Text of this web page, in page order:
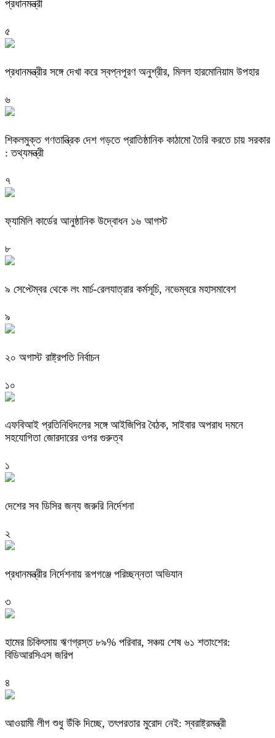
প্রধানমন্ত্রী
৫
প্রধানমন্ত্রীর সঙ্গে দেখা করে স্বপ্নপূরণ অনুশ্রীর, মিলল হারমোনিয়াম উপহার
৬
শিকলমুক্ত গণতান্ত্রিক দেশ গড়তে প্রাতিষ্ঠানিক কাঠামো তৈরি করতে চায় সরকার
: তথ্যমন্ত্রী
৭
ফ্যামিলি কার্ডের আনুষ্ঠানিক উদ্বোধন ১৬ আগস্ট
৮
৯ সেপ্টেম্বর থেকে লং মার্চ-রেলযাত্রার কর্মসূচি, নভেম্বরে মহাসমাবেশ
৯
২০ অগাস্ট রাষ্ট্রপতি নির্বাচন
১০
এফবিআই প্রতিনিধিদলের সঙ্গে আইজিপির বৈঠক, সাইবার অপরাধ দমনে
সহযোগিতা জোরদারের ওপর গুরুত্ব
১
দেশের সব ডিসির জন্য জরুরি নির্দেশনা
২
প্রধানমন্ত্রীর নির্দেশনায় রূপগঞ্জে পরিচ্ছন্নতা অভিযান
৩
হামের চিকিৎসায় ঋণগ্রস্ত ৮৯% পরিবার, সঞ্চয় শেষ ৬১ শতাংশের:
বিডিআরসিএস জরিপ
৪
আওয়ামী লীগ শুধু উঁকি দিচ্ছে, তৎপরতার মুরোদ নেই: স্বরাষ্ট্রমন্ত্রী